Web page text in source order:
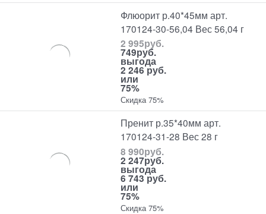
Флюорит р.40*45мм арт.
170124-30-56,04 Вес 56,04 г
2 995руб.
749руб.
выгода
2 246 руб.
или
75%
Скидка 75%
Пренит р.35*40мм арт.
170124-31-28 Вес 28 г
8 990руб.
2 247руб.
выгода
6 743 руб.
или
75%
Скидка 75%